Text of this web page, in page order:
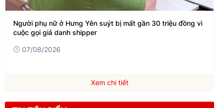
Người phụ nữ ở Hưng Yên suýt bị mất gần 30 triệu đồng vì
cuộc gọi giả danh shipper
07/08/2026
Xem chi tiết